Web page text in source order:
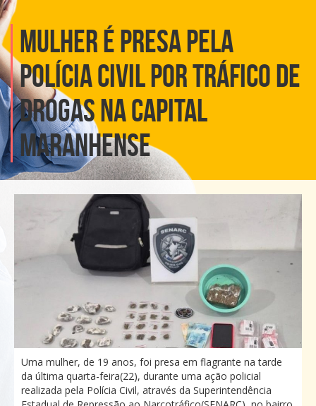
MULHER É PRESA PELA
POLÍCIA CIVIL POR TRÁFICO DE
DROGAS NA CAPITAL
MARANHENSE
Uma mulher, de 19 anos, foi presa em flagrante na tarde
da última quarta-feira(22), durante uma ação policial
realizada pela Polícia Civil, através da Superintendência